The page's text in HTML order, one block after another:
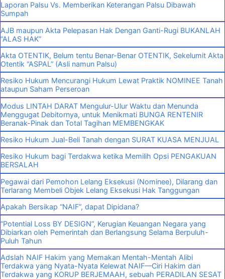
Laporan Palsu Vs. Memberikan Keterangan Palsu Dibawah
Sumpah
AJB maupun Akta Pelepasan Hak Dengan Ganti-Rugi BUKANLAH
“ALAS HAK”
Akta OTENTIK, Belum tentu Benar-Benar OTENTIK, Sekelumit Akta
Otentik “ASPAL” (Asli namun Palsu)
Resiko Hukum Mencurangi Hukum Lewat Praktik NOMINEE Tanah
ataupun Saham Perseroan
Modus LINTAH DARAT Mengulur-Ulur Waktu dan Menunda
Menggugat Debitornya, untuk Menikmati BUNGA RENTENIR
Beranak-Pinak dan Total Tagihan MEMBENGKAK
Resiko Hukum Jual-Beli Tanah dengan SURAT KUASA MENJUAL
Resiko Hukum bagi Terdakwa ketika Memilih Opsi PENGAKUAN
BERSALAH
Pegawai dari Pemohon Lelang Eksekusi (Nominee), Dilarang dan
Terlarang Membeli Objek Lelang Eksekusi Hak Tanggungan
Apakah Bersikap “NAIF”, dapat Dipidana?
“Potential Loss BY DESIGN”, Kerugian Keuangan Negara yang
Dibiarkan oleh Pemerintah dan Berlangsung Selama Berpuluh-
Puluh Tahun
Adslah NAIF Hakim yang Memakan Mentah-Mentah Alibi
Terdakwa yang Nyata-Nyata Kelewat NAIF—Ciri Hakim dan
Terdakwa yang KORUP BERJEMAAH, sebuah PERADILAN SESAT